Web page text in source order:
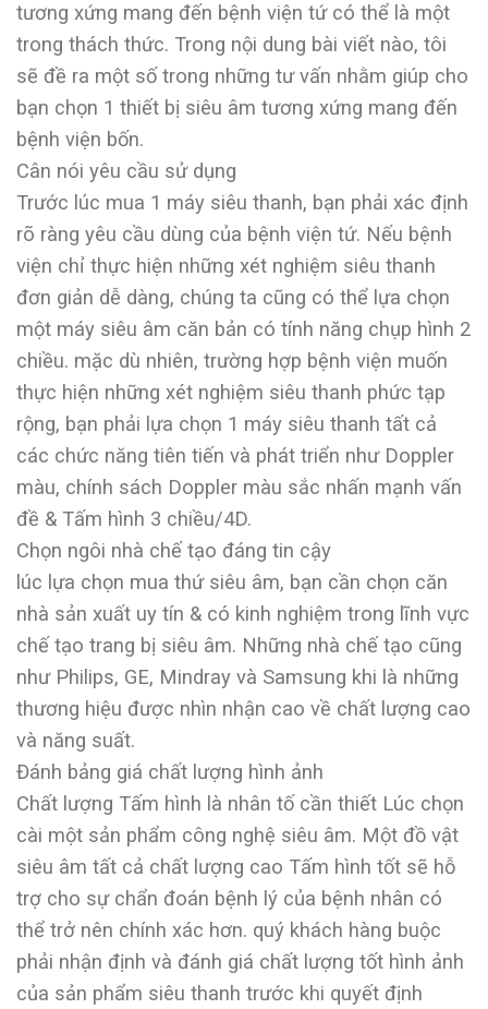
tương xứng mang đến bệnh viện tứ có thể là một
trong thách thức. Trong nội dung bài viết nào, tôi
sẽ đề ra một số trong những tư vấn nhằm giúp cho
bạn chọn 1 thiết bị siêu âm tương xứng mang đến
bệnh viện bốn.
Cân nói yêu cầu sử dụng
Trước lúc mua 1 máy siêu thanh, bạn phải xác định
rõ ràng yêu cầu dùng của bệnh viện tứ. Nếu bệnh
viện chỉ thực hiện những xét nghiệm siêu thanh
đơn giản dễ dàng, chúng ta cũng có thể lựa chọn
một máy siêu âm căn bản có tính năng chụp hình 2
chiều. mặc dù nhiên, trường hợp bệnh viện muốn
thực hiện những xét nghiệm siêu thanh phức tạp
rộng, bạn phải lựa chọn 1 máy siêu thanh tất cả
các chức năng tiên tiến và phát triển như Doppler
màu, chính sách Doppler màu sắc nhấn mạnh vấn
đề & Tấm hình 3 chiều/4D.
Chọn ngôi nhà chế tạo đáng tin cậy
lúc lựa chọn mua thứ siêu âm, bạn cần chọn căn
nhà sản xuất uy tín & có kinh nghiệm trong lĩnh vực
chế tạo trang bị siêu âm. Những nhà chế tạo cũng
như Philips, GE, Mindray và Samsung khi là những
thương hiệu được nhìn nhận cao về chất lượng cao
và năng suất.
Đánh bảng giá chất lượng hình ảnh
Chất lượng Tấm hình là nhân tố cần thiết Lúc chọn
cài một sản phẩm công nghệ siêu âm. Một đồ vật
siêu âm tất cả chất lượng cao Tấm hình tốt sẽ hỗ
trợ cho sự chẩn đoán bệnh lý của bệnh nhân có
thể trở nên chính xác hơn. quý khách hàng buộc
phải nhận định và đánh giá chất lượng tốt hình ảnh
của sản phẩm siêu thanh trước khi quyết định